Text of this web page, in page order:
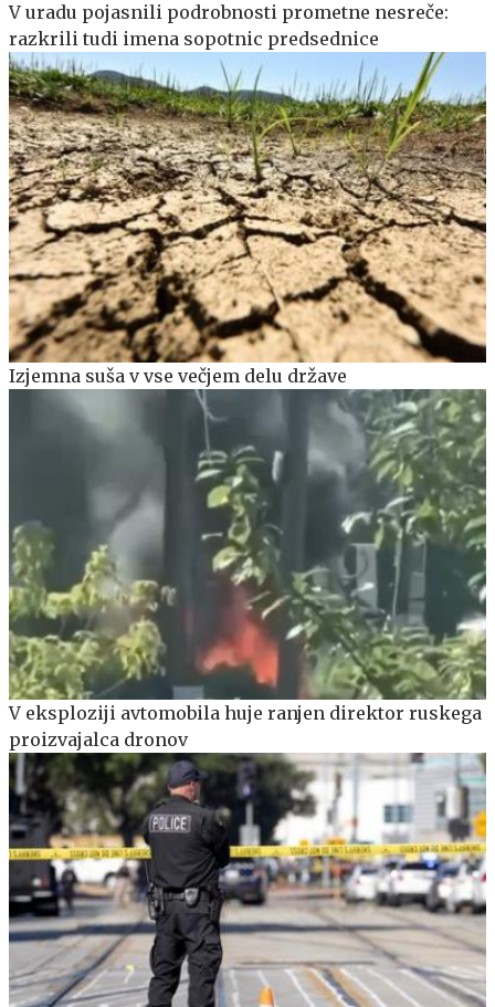
V uradu pojasnili podrobnosti prometne nesreče:
razkrili tudi imena sopotnic predsednice
Izjemna suša v vse večjem delu države
V eksploziji avtomobila huje ranjen direktor ruskega
proizvajalca dronov